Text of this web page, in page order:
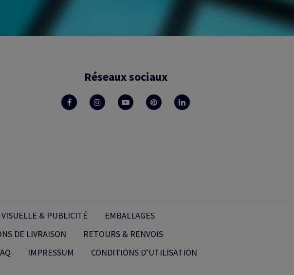
Réseaux sociaux
& PUBLICITÉ
EMBALLAGES
DE LIVRAISON
RETOURS & RENVOIS
IMPRESSUM
CONDITIONS D’UTILISATION